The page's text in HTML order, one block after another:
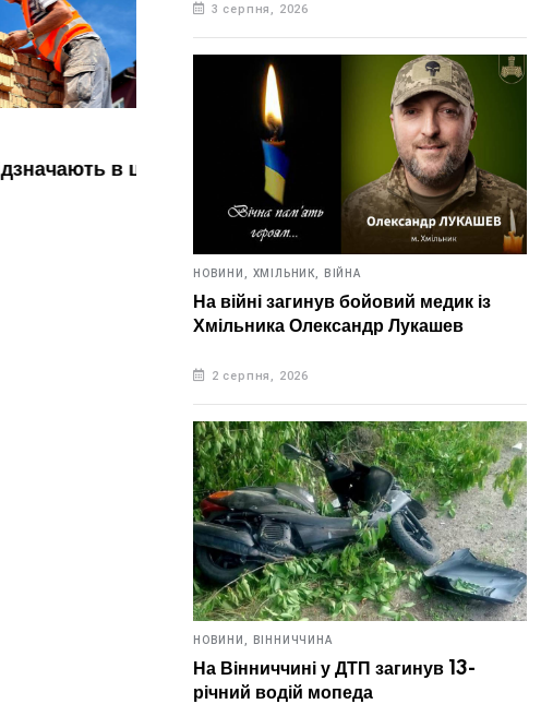
в цей
УКРАЇНА
8 серпня. Що відзначають в цей
3 серпня, 2026
НОВИНИ, ХМІЛЬНИК, ВІЙНА
На війні загинув бойовий медик із
Хмільника Олександр Лукашев
2 серпня, 2026
НОВИНИ, ВІННИЧЧИНА
На Вінниччині у ДТП загинув 13-
річний водій мопеда